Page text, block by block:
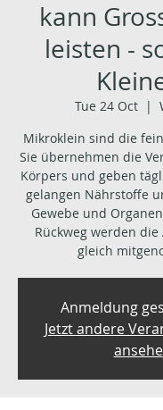
kann
leisten -
Tue 24 Oct
  |
Mikroklein sind die
Sie übernehmen die
Körpers und geben
gelangen Nährstoffe
Gewebe und
Rückweg werden
gleich
Anmeldung
Jetzt andere